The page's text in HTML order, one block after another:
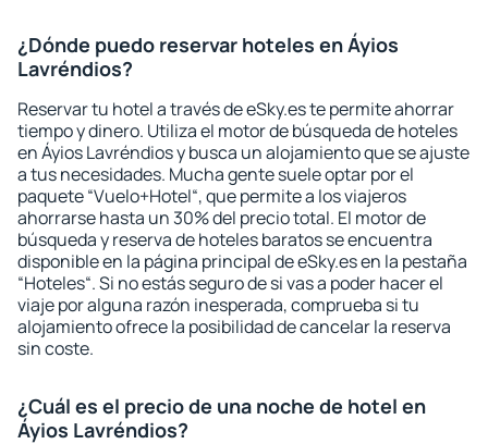
¿Dónde puedo reservar hoteles en Áyios
Lavréndios?
Reservar tu hotel a través de eSky.es te permite ahorrar
tiempo y dinero. Utiliza el motor de búsqueda de hoteles
en Áyios Lavréndios y busca un alojamiento que se ajuste
a tus necesidades. Mucha gente suele optar por el
paquete “Vuelo+Hotel“, que permite a los viajeros
ahorrarse hasta un 30% del precio total. El motor de
búsqueda y reserva de hoteles baratos se encuentra
disponible en la página principal de eSky.es en la pestaña
“Hoteles“. Si no estás seguro de si vas a poder hacer el
viaje por alguna razón inesperada, comprueba si tu
alojamiento ofrece la posibilidad de cancelar la reserva
sin coste.
¿Cuál es el precio de una noche de hotel en
Áyios Lavréndios?